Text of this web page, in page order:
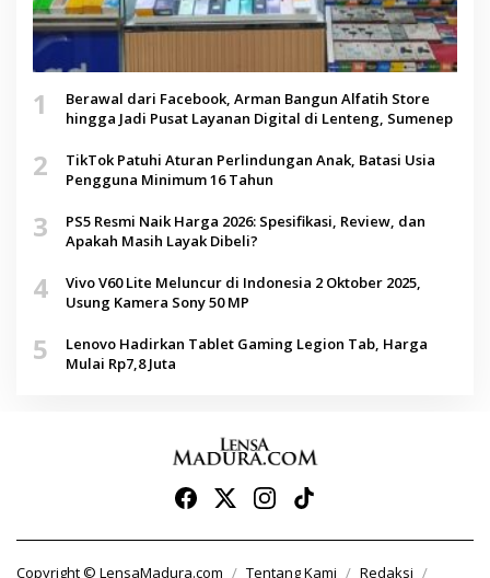
1
Berawal dari Facebook, Arman Bangun Alfatih Store
hingga Jadi Pusat Layanan Digital di Lenteng, Sumenep
2
TikTok Patuhi Aturan Perlindungan Anak, Batasi Usia
Pengguna Minimum 16 Tahun
3
PS5 Resmi Naik Harga 2026: Spesifikasi, Review, dan
Apakah Masih Layak Dibeli?
4
Vivo V60 Lite Meluncur di Indonesia 2 Oktober 2025,
Usung Kamera Sony 50 MP
5
Lenovo Hadirkan Tablet Gaming Legion Tab, Harga
Mulai Rp7,8 Juta
Copyright © LensaMadura.com Tentang Kami Redaksi